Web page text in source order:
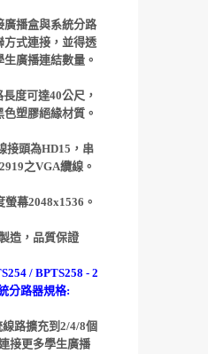
廣播盒與系統分路
方式連接，並得透
廣播連結數量。
度可達40公尺，
塑膠絕緣材質。
接頭為HD15，串
之VGA纜線。
螢幕2048x1536。
造 ，品質保證
/ BPTS258 - 2
分路器規格:
路擴充到2/4/8個
接更多學生廣播